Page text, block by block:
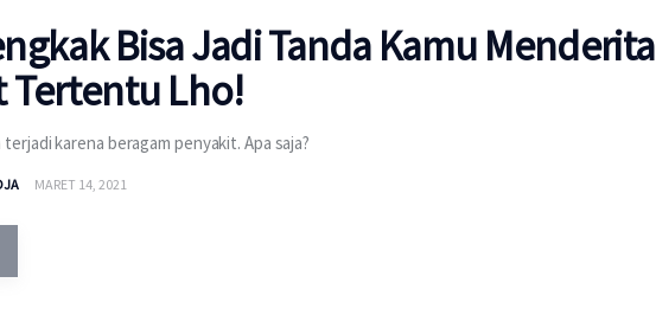
Bisa Jadi Tanda Kamu Menderita
Tertentu Lho!
karena beragam penyakit. Apa saja?
MARET 14, 2021